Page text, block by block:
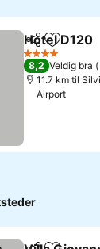
Del Legg til
Hotel D120
4 Stjerner
8,2 Veldig bra
11.7 km til
Airport